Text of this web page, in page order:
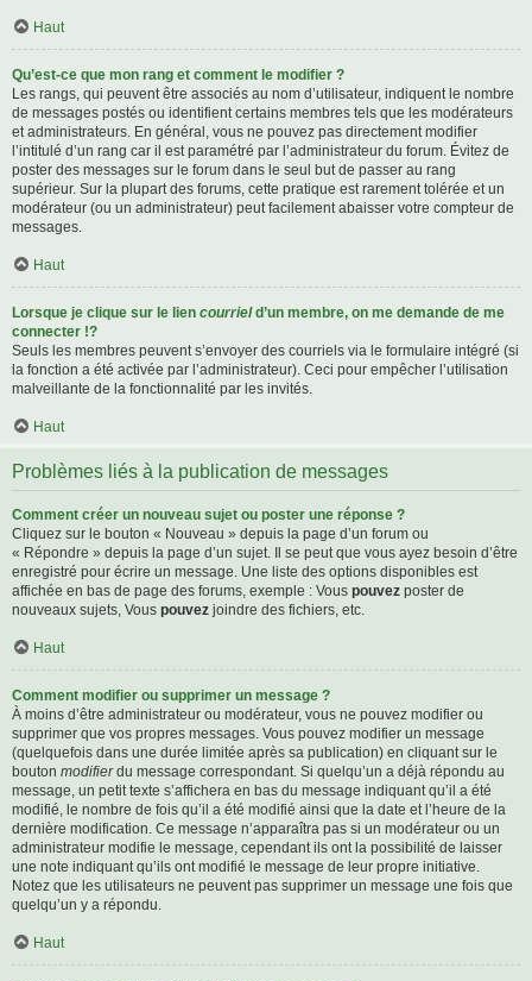
Haut
Qu’est-ce que mon rang et comment le modifier ?
Les rangs, qui peuvent être associés au nom d’utilisateur, indiquent le nombre
de messages postés ou identifient certains membres tels que les modérateurs
et administrateurs. En général, vous ne pouvez pas directement modifier
l’intitulé d’un rang car il est paramétré par l’administrateur du forum. Évitez de
poster des messages sur le forum dans le seul but de passer au rang
supérieur. Sur la plupart des forums, cette pratique est rarement tolérée et un
modérateur (ou un administrateur) peut facilement abaisser votre compteur de
messages.
Haut
Lorsque je clique sur le lien courrield’un membre, on me demande de me
connecter !?
Seuls les membres peuvent s’envoyer des courriels via le formulaire intégré (si
la fonction a été activée par l’administrateur). Ceci pour empêcher l’utilisation
malveillante de la fonctionnalité par les invités.
Haut
Problèmes liés à la publication de messages
Comment créer un nouveau sujet ou poster une réponse ?
Cliquez sur le bouton « Nouveau » depuis la page d’un forum ou
« Répondre » depuis la page d’un sujet. Il se peut que vous ayez besoin d’être
enregistré pour écrire un message. Une liste des options disponibles est
affichée en bas de page des forums, exemple : Vous pouvez poster de
nouveaux sujets, Vous pouvez joindre des fichiers, etc.
Haut
Comment modifier ou supprimer un message ?
À moins d’être administrateur ou modérateur, vous ne pouvez modifier ou
supprimer que vos propres messages. Vous pouvez modifier un message
(quelquefois dans une durée limitée après sa publication) en cliquant sur le
bouton modifierdu message correspondant. Si quelqu’un a déjà répondu au
message, un petit texte s’affichera en bas du message indiquant qu’il a été
modifié, le nombre de fois qu’il a été modifié ainsi que la date et l’heure de la
dernière modification. Ce message n’apparaîtra pas si un modérateur ou un
administrateur modifie le message, cependant ils ont la possibilité de laisser
une note indiquant qu’ils ont modifié le message de leur propre initiative.
Notez que les utilisateurs ne peuvent pas supprimer un message une fois que
quelqu’un y a répondu.
Haut